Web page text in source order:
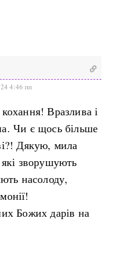
4:46 пп
Вразлива і
Чи є щось більше
Дякую, мила
зворушують
насолоду,
Божих дарів на